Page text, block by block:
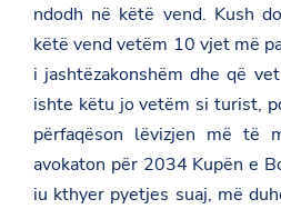
ndodh në këtë vend. Kush
këtë vend vetëm 10 vjet më
i jashtëzakonshëm dhe që
ishte këtu jo vetëm si turist,
përfaqëson lëvizjen më të
avokaton për 2034 Kupën e
iu kthyer pyetjes suaj, më